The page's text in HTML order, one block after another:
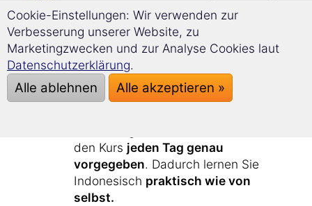
Technologie entspannt einen
deutlich beschleunigten Lernerfolg
und steigern Sie Ihre
Konzentrationsfähigkeit.
Indonesisch lernen warnoch nie so
den Kurs jeden Tag genau
vorgegeben. Dadurch lernen Sie
Indonesisch praktisch wie von
selbst.
Cookie-Einstellungen: Wir verwenden zur
Verbesserung unserer Website, zu
Marketingzwecken und zur Analyse Cookies laut
Datenschutzerklärung.
Alle ablehnen Alle akzeptieren »